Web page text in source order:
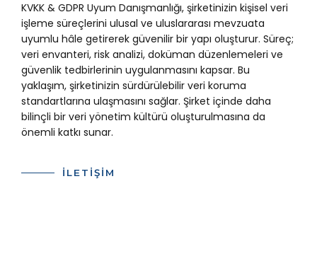
KVKK & GDPR Uyum Danışmanlığı, şirketinizin kişisel veri
işleme süreçlerini ulusal ve uluslararası mevzuata
uyumlu hâle getirerek güvenilir bir yapı oluşturur. Süreç;
veri envanteri, risk analizi, doküman düzenlemeleri ve
güvenlik tedbirlerinin uygulanmasını kapsar. Bu
yaklaşım, şirketinizin sürdürülebilir veri koruma
standartlarına ulaşmasını sağlar. Şirket içinde daha
bilinçli bir veri yönetim kültürü oluşturulmasına da
önemli katkı sunar.
İLETİŞİM